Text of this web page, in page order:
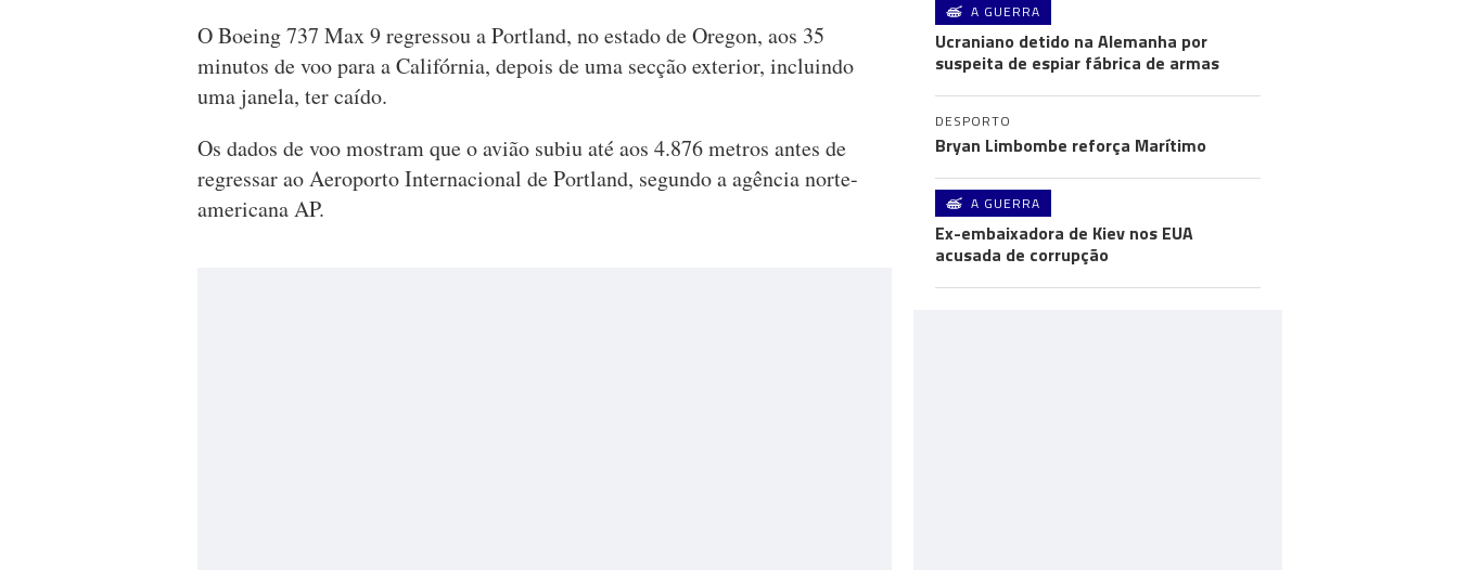
O Boeing 737 Max 9 regressou a Portland, no estado de Oregon, aos 35
minutos de voo para a Califórnia, depois de uma secção exterior, incluindo
uma janela, ter caído.
Os dados de voo mostram que o avião subiu até aos 4.876 metros antes de
regressar ao Aeroporto Internacional de Portland, segundo a agência norte-
americana AP.
A GUERRA
Ucraniano detido na Alemanha por
suspeita de espiar fábrica de armas
DESPORTO
Bryan Limbombe reforça Marítimo
A GUERRA
Ex-embaixadora de Kiev nos EUA
acusada de corrupção